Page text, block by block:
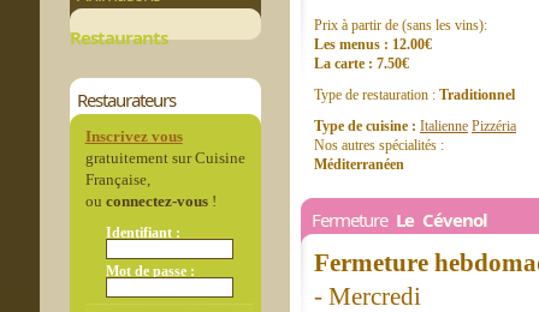
Restaurants
Restaurateurs
Inscrivez vous
gratuitement sur Cuisine
Française,
ou connectez-vous!
Identifiant :
Mot de passe :
Prix à partir de (sans les vins):
Les menus : 12.00€
La carte : 7.50€
Type de restauration : Traditionnel
Type de cuisine : Italienne Pizzéria
Nos autres spécialités :
Méditerranéen
Fermeture Le Cévenol
Fermeture
- Mercredi